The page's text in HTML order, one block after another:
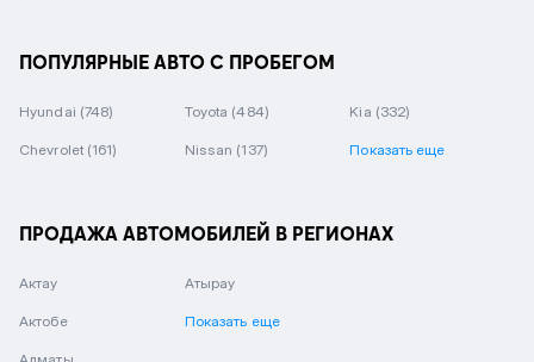
ПОПУЛЯРНЫЕ АВТО С ПРОБЕГОМ
Hyundai (748) Toyota (484) Kia (332)
Chevrolet (161) Nissan (137) Показать еще
ПРОДАЖА АВТОМОБИЛЕЙ В РЕГИОНАХ
Актау
Актобе
Атырау
Показать еще